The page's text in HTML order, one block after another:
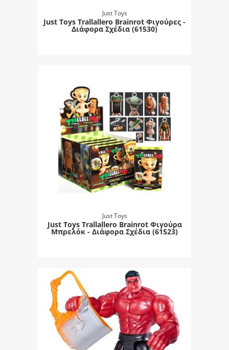
Just Toys
Just Toys Trallallero Brainrot Φιγούρες -
Διάφορα Σχέδια (61530)
Just Toys
Just Toys Trallallero Brainrot Φιγούρα
Μπρελόκ - Διάφορα Σχέδια (61523)